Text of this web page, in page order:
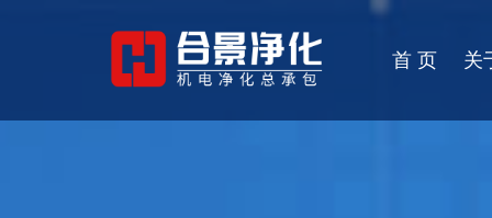
首 页 关